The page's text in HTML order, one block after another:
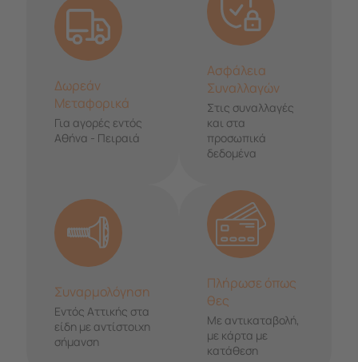
Δωρεάν
Μεταφορικά
Για αγορές εντός
Αθήνα - Πειραιά
Ασφάλεια
Συναλλαγών
Στις συναλλαγές
και στα
προσωπικά
δεδομένα
Συναρμολόγηση
Εντός Αττικής στα
είδη με αντίστοιχη
σήμανση
Πλήρωσε όπως
θες
Με αντικαταβολή,
με κάρτα με
κατάθεση